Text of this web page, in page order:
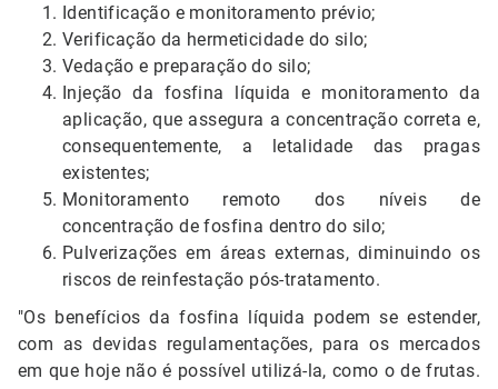
Identificação e monitoramento prévio;
Verificação da hermeticidade do silo;
Vedação e preparação do silo;
Injeção da fosfina líquida e monitoramento da
aplicação, que assegura a concentração correta e,
consequentemente, a letalidade das pragas
existentes;
Monitoramento remoto dos níveis de
concentração de fosfina dentro do silo;
Pulverizações em áreas externas, diminuindo os
riscos de reinfestação pós-tratamento.
"Os benefícios da fosfina líquida podem se estender,
com as devidas regulamentações, para os mercados
em que hoje não é possível utilizá-la, como o de frutas.